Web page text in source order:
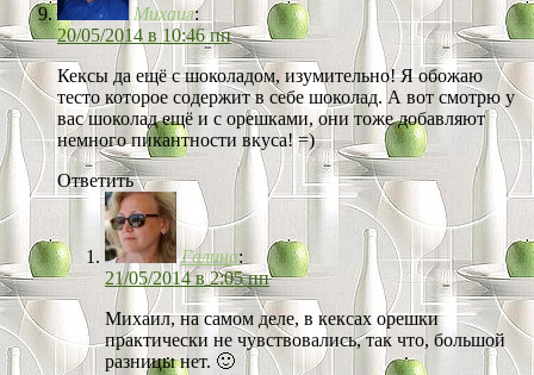
Михаил:
20/05/2014 в 10:46 пп
Кексы да ещё с шоколадом, изумительно! Я обожаю
тесто которое содержит в себе шоколад. А вот смотрю у
вас шоколад ещё и с орешками, они тоже добавляют
немного пикантности вкуса! =)
Ответить
Галина:
21/05/2014 в 2:05 пп
Михаил, на самом деле, в кексах орешки
практически не чувствовались, так что, большой
разницы нет. 🙂